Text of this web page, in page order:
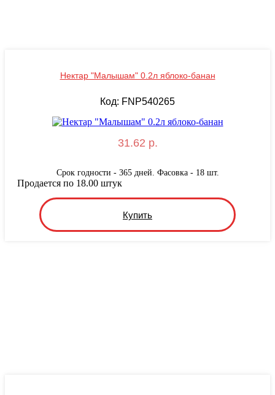
Нектар "Малышам" 0.2л яблоко-банан
Код: FNP540265
31.62 р.
Срок годности - 365 дней. Фасовка - 18 шт.
Купить
Продается по 18.00 штук